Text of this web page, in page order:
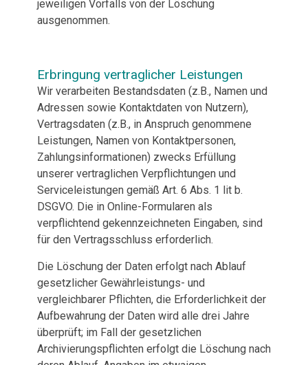
jeweiligen Vorfalls von der Löschung
ausgenommen.
Erbringung vertraglicher Leistungen
Wir verarbeiten Bestandsdaten (z.B., Namen und
Adressen sowie Kontaktdaten von Nutzern),
Vertragsdaten (z.B., in Anspruch genommene
Leistungen, Namen von Kontaktpersonen,
Zahlungsinformationen) zwecks Erfüllung
unserer vertraglichen Verpflichtungen und
Serviceleistungen gemäß Art. 6 Abs. 1 lit b.
DSGVO. Die in Online-Formularen als
verpflichtend gekennzeichneten Eingaben, sind
für den Vertragsschluss erforderlich.
Die Löschung der Daten erfolgt nach Ablauf
gesetzlicher Gewährleistungs- und
vergleichbarer Pflichten, die Erforderlichkeit der
Aufbewahrung der Daten wird alle drei Jahre
überprüft; im Fall der gesetzlichen
Archivierungspflichten erfolgt die Löschung nach